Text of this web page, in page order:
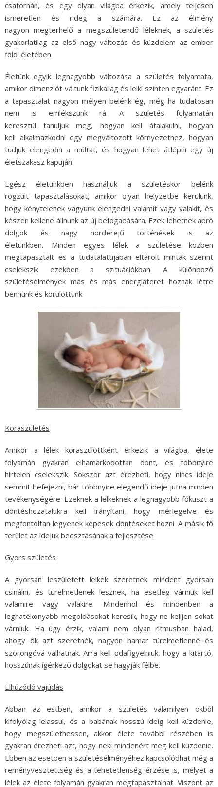
csatornán, és egy olyan világba érkezik, amely teljesen
ismeretlen és rideg a számára. Ez az élmény
nagyon megterhelő a megszületendő léleknek, a születés
gyakorlatilag az első nagy változás és küzdelem az ember
földi életében.
Életünk egyik legnagyobb változása a születés folyamata,
amikor dimenziót váltunk fizikailag és lelki szinten egyaránt. Ez
a tapasztalat nagyon mélyen belénk ég, még ha tudatosan
nem is emlékszünk rá. A születés folyamatán
keresztül tanuljuk meg, hogyan kell átalakulni, hogyan
kell alkalmazkodni egy megváltozott környezethez, hogyan
tudjuk elengedni a múltat, és hogyan lehet átlépni egy új
életszakasz kapuján.
Egész életünkben használjuk a születéskor belénk
rögzült tapasztalásokat, amikor olyan helyzetbe kerülünk,
hogy kénytelenek vagyunk elengedni valamit vagy valakit, és
készen kellene állnunk az új befogadására. Ezek lehetnek apró
dolgok és nagy horderejű történések is az
életünkben. Minden egyes lélek a születése közben
megtapasztalt és a tudatalattijában eltárolt minták szerint
cselekszik ezekben a szituációkban. A különböző
születésélmények más és más energiateret hoznak létre
bennünk és körülöttünk.
Koraszületés
Amikor a lélek koraszülöttként érkezik a világba, élete
folyamán gyakran elhamarkodottan dönt, és többnyire
hirtelen cselekszik. Sokszor azt érezheti, hogy nincs ideje
semmit befejezni, bár többnyire elegendő ideje jutna minden
tevékenységére. Ezeknek a lelkeknek a legnagyobb fókuszt a
döntéshozatalukra kell irányítani, hogy mérlegelve és
megfontoltan legyenek képesek döntéseket hozni. A másik fő
terület az idejük beosztásának a fejlesztése.
Gyors születés
A gyorsan leszületett lelkek szeretnek mindent gyorsan
csinálni, és türelmetlenek lesznek, ha esetleg várniuk kell
valamire vagy valakire. Mindenhol és mindenben a
leghatékonyabb megoldásokat keresik, hogy ne kelljen sokat
várniuk. Ha úgy érzik, valami nem olyan ritmusban halad,
ahogy ők azt szeretnék, nagyon hamar türelmetlenné és
szorongóvá válhatnak. Arra kell odafigyelniük, hogy a kitartó,
hosszúnak ígérkező dolgokat se hagyják félbe.
Elhúzódó vajúdás
Abban az estben, amikor a születés valamilyen okból
kifolyólag lelassul, és a babának hosszú ideig kell küzdenie,
hogy megszülethessen, akkor élete további részében is
gyakran érezheti azt, hogy neki mindenért meg kell küzdenie.
Ebben az esetben a születésélményéhez kapcsolódhat még a
reményvesztettség és a tehetetlenség érzése is, melyet a
lélek az élete folyamán gyakran megtapasztalhat. Viszont az